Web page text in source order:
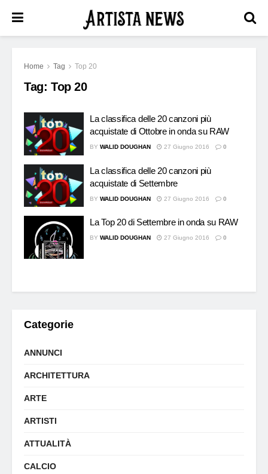
Home Tag Top 20
Tag: Top 20
La classifica delle 20 canzoni più
acquistate di Ottobre in onda su RAW
BY WALID DOUGHAN 27 Giugno 2016 0
La classifica delle 20 canzoni più
acquistate di Settembre
BY WALID DOUGHAN 27 Giugno 2016 0
La Top 20 di Settembre in onda su RAW
BY WALID DOUGHAN 27 Giugno 2016 0
Categorie
ANNUNCI
ARCHITETTURA
ARTE
ARTISTI
ATTUALITÀ
CALCIO